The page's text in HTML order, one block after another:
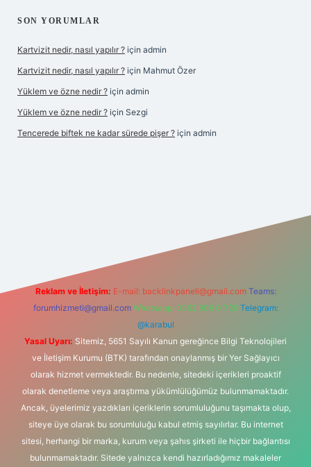
SON YORUMLAR
Kartvizit nedir, nasıl yapılır ? için admin
Kartvizit nedir, nasıl yapılır ? için Mahmut Özer
Yüklem ve özne nedir ? için admin
Yüklem ve özne nedir ? için Sezgi
Tencerede biftek ne kadar sürede pişer ? için admin
https://betexpergir.net/
Reklam ve İletişim: E-mail: backlinkpaneli@gmail.com Teams:
forumhizmeti@gmail.com Whatsapp: 0262 606 0 726 Telegram:
@karabul
Yasal Uyarı: Sitemiz, 5651 Sayılı Kanun gereğince Bilgi Teknolojileri
ve İletişim Kurumu (BTK) tarafından onaylanmış bir Yer Sağlayıcı
olarak hizmet vermektedir. Bu nedenle, sitedeki içerikleri proaktif
olarak denetleme veya araştırma yükümlülüğümüz bulunmamaktadır.
Ancak, üyelerimiz yazdıkları içeriklerin sorumluluğunu taşımakta olup,
siteye üye olarak bu sorumluluğu kabul etmiş sayılırlar. Bu internet
sitesi, herhangi bir marka, kurum veya şahıs şirketi ile hiçbir bağlantısı
bulunmamaktadır. Sitede yalnızca kendi hazırladığımız makaleler